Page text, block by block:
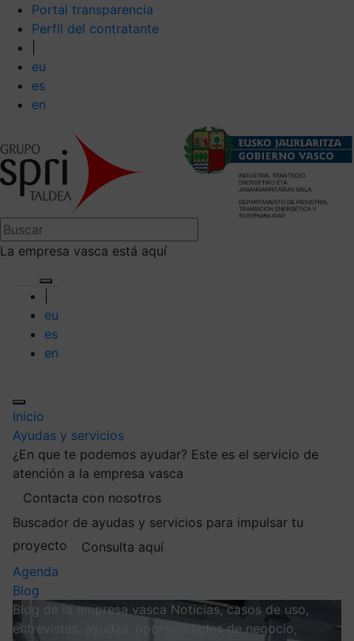
Portal transparencia
Perfil del contratante
eu
es
en
La empresa vasca está aquí
eu
es
en
Inicio
Ayudas y servicios
¿En que te podemos ayudar? Este es el servicio de
atención a la empresa vasca
Contacta con nosotros
Buscador de ayudas y servicios para impulsar tu
proyecto
Consulta aquí
Agenda
Blog
Blog de la empresa vasca Noticias, casos de uso,
entrevistas, ayudas, oportunidades de negocio,